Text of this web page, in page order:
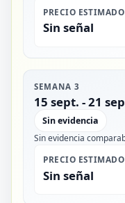
PRECIO ESTIMADO
Sin señal
SEMANA 3
15 sept. - 21
Sin evidencia
Sin evidencia
PRECIO ESTIMADO
Sin señal